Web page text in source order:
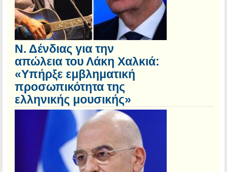
Ν. Δένδιας για την
απώλεια του Λάκη Χαλκιά:
«Υπήρξε εμβληματική
προσωπικότητα της
ελληνικής μουσικής»